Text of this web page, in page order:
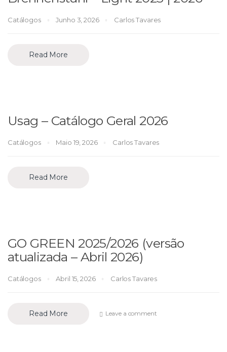
Catálogos Junho 3, 2026 Carlos Tavares
Read More
Usag – Catálogo Geral 2026
Catálogos Maio 19, 2026 Carlos Tavares
Read More
GO GREEN 2025/2026 (versão
atualizada – Abril 2026)
Catálogos Abril 15, 2026 Carlos Tavares
Read More Leave a comment